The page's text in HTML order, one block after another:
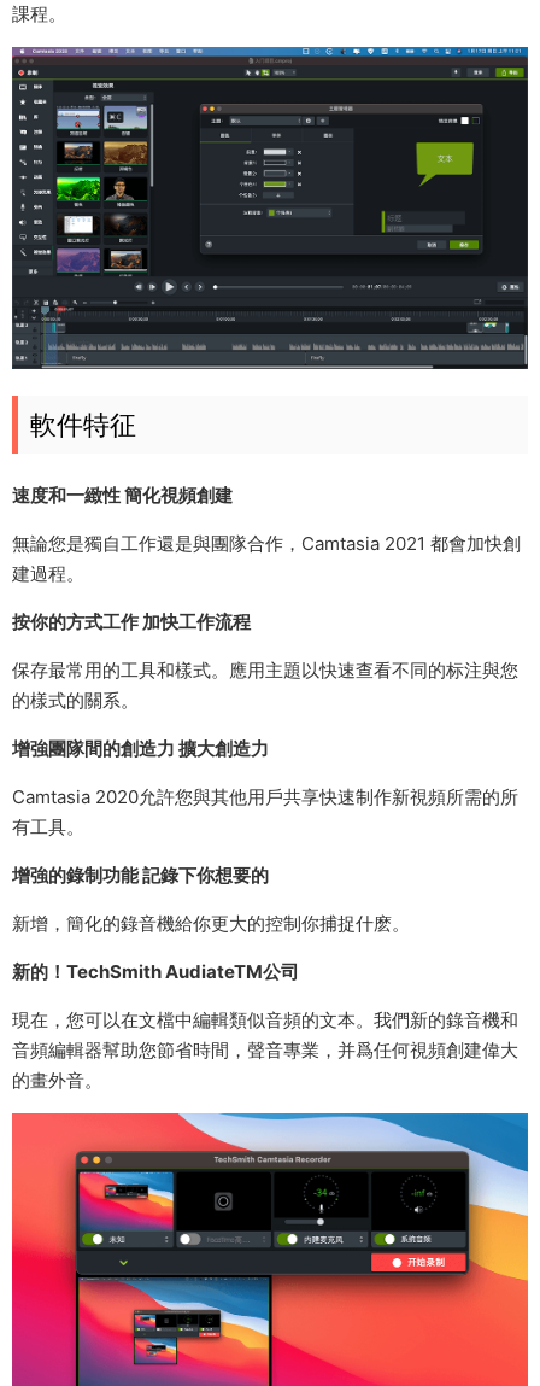
課程。
軟件特征
速度和一緻性 簡化視頻創建
無論您是獨自工作還是與團隊合作，Camtasia 2021 都會加快創
建過程。
按你的方式工作 加快工作流程
保存最常用的工具和樣式。應用主題以快速查看不同的标注與您
的樣式的關系。
增強團隊間的創造力 擴大創造力
Camtasia 2020允許您與其他用戶共享快速制作新視頻所需的所
有工具。
增強的錄制功能 記錄下你想要的
新增，簡化的錄音機給你更大的控制你捕捉什麽。
新的！TechSmith AudiateTM公司
現在，您可以在文檔中編輯類似音頻的文本。我們新的錄音機和
音頻編輯器幫助您節省時間，聲音專業，并爲任何視頻創建偉大
的畫外音。